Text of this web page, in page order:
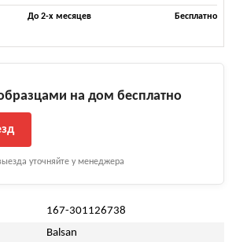
До 2-х месяцев Бесплатно
на дом бесплатно
уточняйте у менеджера
167-301126738
Balsan